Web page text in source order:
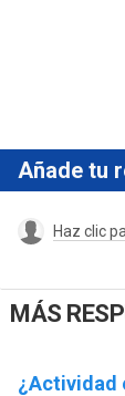
Añade tu
Haz clic
MÁS
¿Actividad